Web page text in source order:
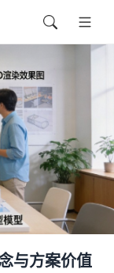
与方案价值